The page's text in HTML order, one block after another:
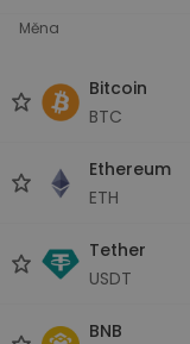
Měna
Bitcoin
BTC
Ethereum
ETH
Tether
USDT
BNB